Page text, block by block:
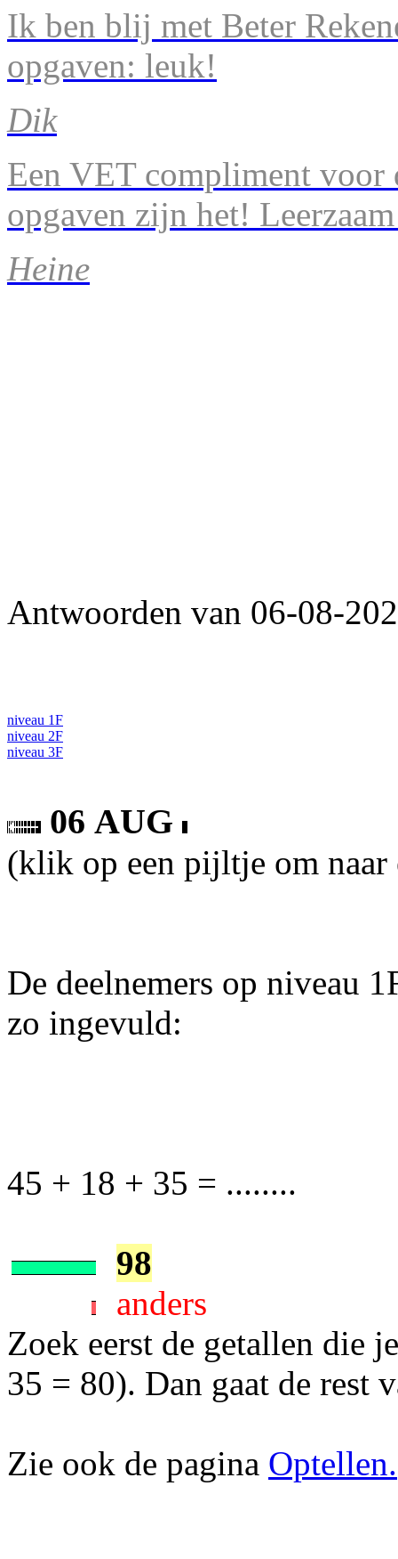
Ik ben blij met Beter
opgaven: leuk!
Dik
Een VET compliment voor
opgaven zijn het!
Heine
Antwoorden van 06-08-
niveau 1F
niveau 2F
niveau 3F
06 AUG
(klik op een pijltje om naar
De deelnemers op niveau
zo ingevuld:
45 + 18 + 35 = ........
98
anders
Zoek eerst de getallen die
35 = 80). Dan gaat de rest
Zie ook de pagina Optellen.